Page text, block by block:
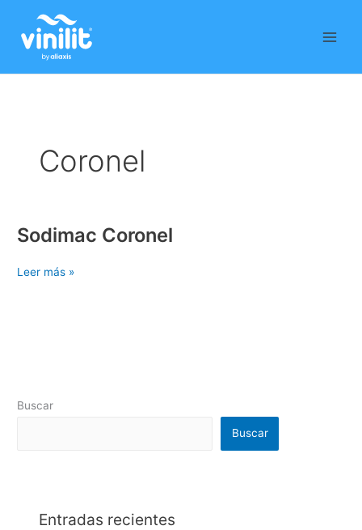
contenido
Coronel
Sodimac Coronel
Sodimac
Leer más »
Buscar
Buscar
Entradas recientes